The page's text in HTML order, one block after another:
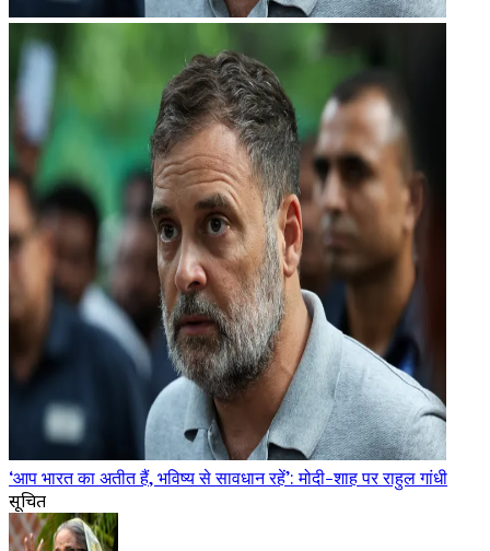
‘आप भारत का अतीत हैं, भविष्य से सावधान रहें’: मोदी-शाह पर राहुल गांधी
सूचित